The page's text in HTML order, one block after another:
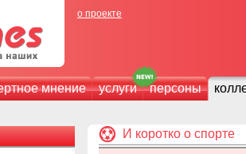
о проекте
мнение услуги персоны
И коротко о спорте